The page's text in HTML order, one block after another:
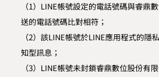
（1）LINE帳號設定的電話號碼與睿鼎
送的電話號碼比對相符；
（2）該LINE帳號於LINE應用程式的隱
知型訊息；
（3）LINE帳號未封鎖睿鼎數位股份有